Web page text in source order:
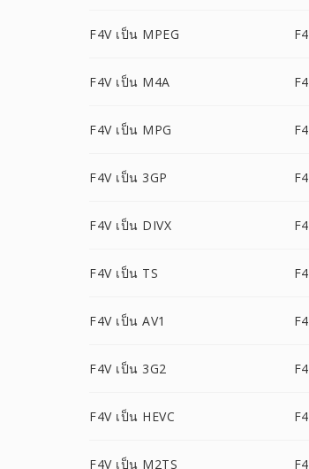
F4V เป็น MPEG
F4V เป็น M4A
F4V เป็น MPG
F4V เป็น 3GP
F4V เป็น DIVX
F4V เป็น TS
F4V เป็น AV1
F4V เป็น 3G2
F4V เป็น HEVC
F4V เป็น M2TS